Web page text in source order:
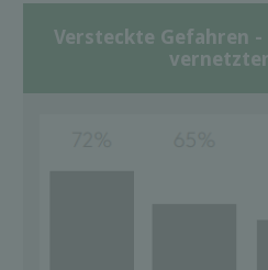
Versteckte Gefahren